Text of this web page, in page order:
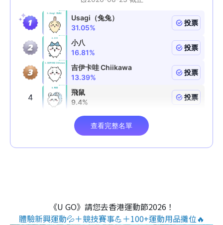
《U GO》請您去香港運動節2026！
體驗新興運動💦＋競技賽事💪＋100+運動用品攤位🔥